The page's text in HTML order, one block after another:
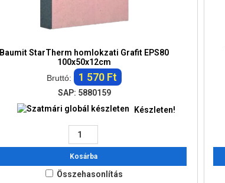
Baumit StarTherm homlokzati Grafit EPS80
100x50x12cm
Bruttó:
1 570 Ft
SAP: 5880159
Készleten!
Kosárba
Összehasonlítás